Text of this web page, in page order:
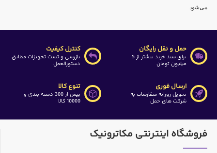
می‌شود.
حمل و نقل رایگان
برای سبد خرید بیشتر از 5
میلیون تومان
کنترل کیفیت
بازرسی و تست تجهیزات مطابق
دستورالعمل
ارسال فوری
تحویل روزانه سفارشات به
شرکت های حمل
تنوع کالا
بیش از 300 دسته بندی و
10000 کالا
فروشگاه اینترنتی مکاترونیک